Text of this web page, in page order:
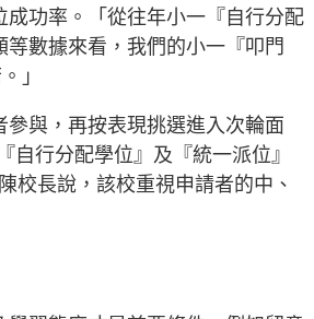
功率。「從往年小一『自行分配
數據來看，我們的小一『叩門
」
與，再按表現挑選進入次輪面
行分配學位』及『統一派位』
校長說，該校重視申請者的中、